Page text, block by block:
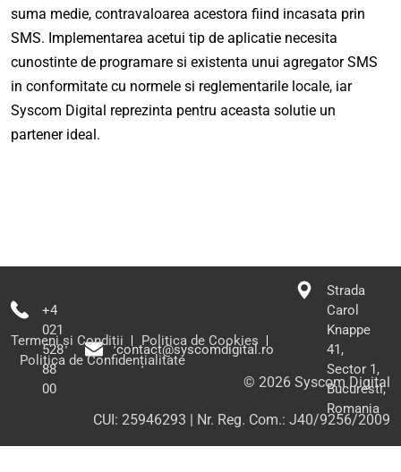
suma medie, contravaloarea acestora fiind incasata prin
SMS. Implementarea acetui tip de aplicatie necesita
cunostinte de programare si existenta unui agregator SMS
in conformitate cu normele si reglementarile locale, iar
Syscom Digital reprezinta pentru aceasta solutie un
partener ideal.
+4
021
528
88
00
contact@syscomdigital.ro
Strada
Carol
Knappe
41,
Sector 1,
Bucuresti,
Romania
Termeni și Condiții
Politica de Cookies
Politica de Confidențialitate
© 2026 Syscom Digital
CUI: 25946293 | Nr. Reg. Com.: J40/9256/2009